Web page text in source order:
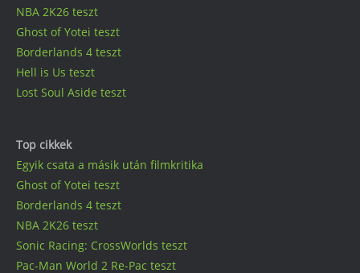
NBA 2K26 teszt
Ghost of Yotei teszt
Borderlands 4 teszt
Hell is Us teszt
Lost Soul Aside teszt
Top cikkek
Egyik csata a másik után filmkritika
Ghost of Yotei teszt
Borderlands 4 teszt
NBA 2K26 teszt
Sonic Racing: CrossWorlds teszt
Pac-Man World 2 Re-Pac teszt